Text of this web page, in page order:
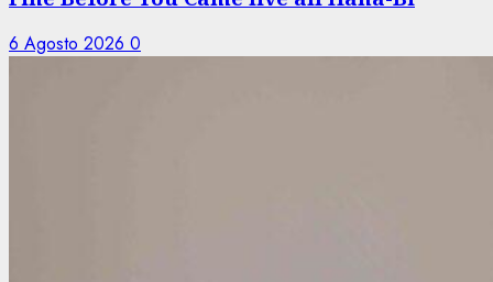
6 Agosto 2026 0